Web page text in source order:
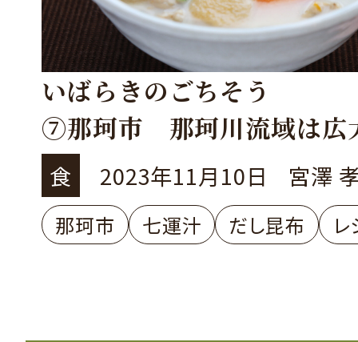
いばらきのごちそう
⑦那珂市 那珂川流域は広
地帯
食 2023年11月10日 宮澤
那珂市 七運汁 だし昆布 レ